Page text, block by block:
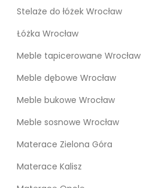
Stelaże do łóżek Wrocław
Łóżka Wrocław
Meble tapicerowane Wrocław
Meble dębowe Wrocław
Meble bukowe Wrocław
Meble sosnowe Wrocław
Materace Zielona Góra
Materace Kalisz